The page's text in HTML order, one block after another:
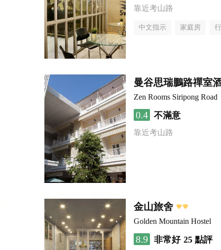
靠近考山路
中文指示 家庭房
曼谷思瑞鵬路禪室
Zen Rooms Siripong Road
0.4 不滿意
靠近考山路
金山旅舍
Golden Mountain Hostel
8.9 非常好 25 點評